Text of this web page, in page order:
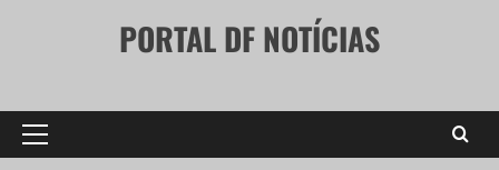
PORTAL DF NOTÍCIAS
Primary